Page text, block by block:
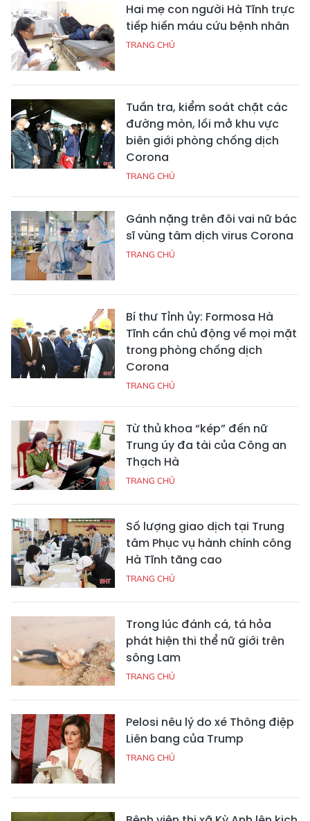
Hai mẹ con người Hà Tĩnh trực
tiếp hiến máu cứu bệnh nhân
TRANG CHỦ
Tuần tra, kiểm soát chặt các
đường mòn, lối mở khu vực
biên giới phòng chống dịch
Corona
TRANG CHỦ
Gánh nặng trên đôi vai nữ bác
sĩ vùng tâm dịch virus Corona
TRANG CHỦ
Bí thư Tỉnh ủy: Formosa Hà
Tĩnh cần chủ động về mọi mặt
trong phòng chống dịch
Corona
TRANG CHỦ
Từ thủ khoa “kép” đến nữ
Trung úy đa tài của Công an
Thạch Hà
TRANG CHỦ
Số lượng giao dịch tại Trung
tâm Phục vụ hành chính công
Hà Tĩnh tăng cao
TRANG CHỦ
Trong lúc đánh cá, tá hỏa
phát hiện thi thể nữ giới trên
sông Lam
TRANG CHỦ
Pelosi nêu lý do xé Thông điệp
Liên bang của Trump
TRANG CHỦ